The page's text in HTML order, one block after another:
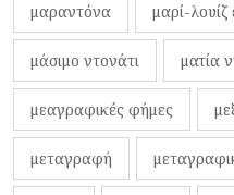
μαραντόνα μαρί-λουίζ
μάσιμο ντονάτι ματία
μεαγραφικές φήμες
μεταγραφή